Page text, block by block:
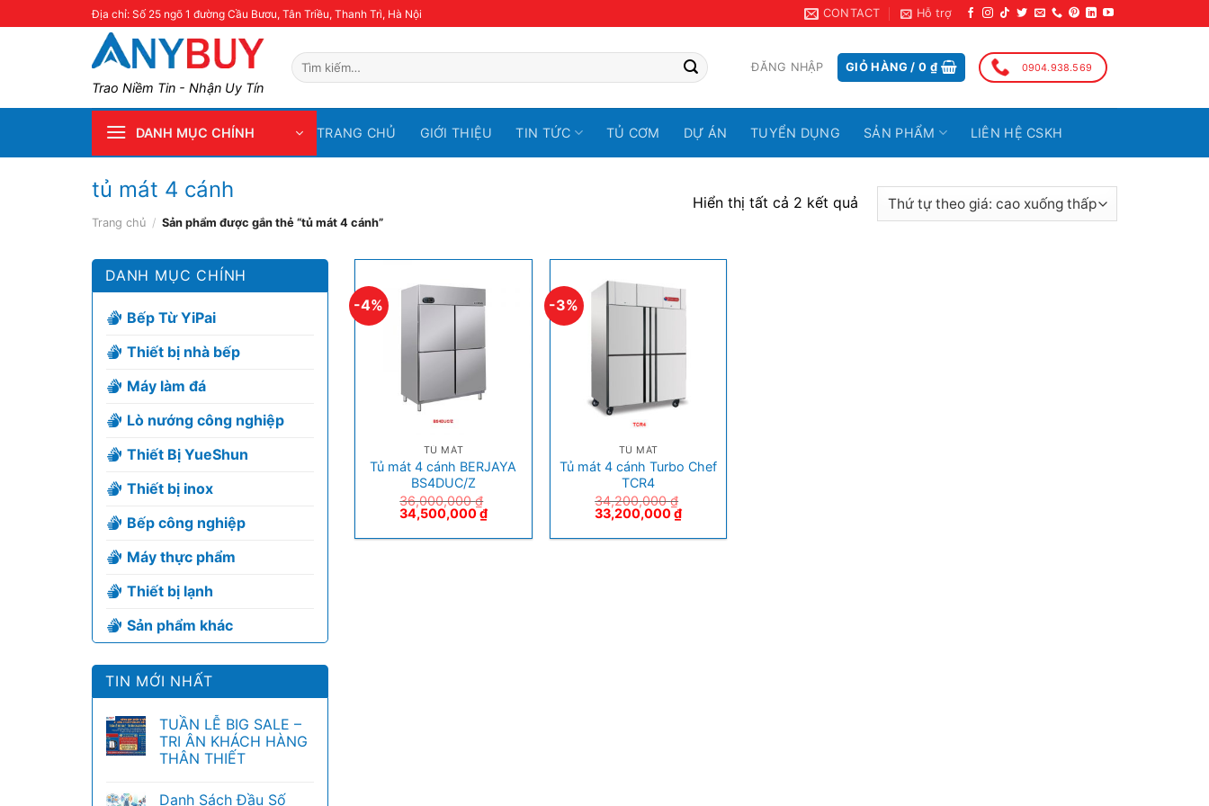
Địa chỉ: Số 25 ngõ 1 đường Cầu Bươu, Tân Triều, Thanh Trì, Hà Nội CONTACT Hỗ trợ
Trao Niềm Tin - Nhận Uy Tín
Tìm
kiếm:
ĐĂNG NHẬP GIỎ HÀNG /0 ₫ 0904.938.569
DANH MỤC CHÍNH TRANG CHỦ GIỚI THIỆU TIN TỨC TỦ CƠM DỰ ÁN TUYỂN DỤNG SẢN PHẨM LIÊN HỆ CSKH
tủ mát 4 cánh
Trang chủ / Sản phẩm được gắn thẻ “tủ mát 4 cánh”
Hiển thị tất cả 2 kết quả
DANH MỤC CHÍNH
Bếp Từ YiPai
Thiết bị nhà bếp
Máy làm đá
Lò nướng công nghiệp
Thiết Bị YueShun
Thiết bị inox
Bếp công nghiệp
Máy thực phẩm
Thiết bị lạnh
Sản phẩm khác
TIN MỚI NHẤT
TUẦN LỄ BIG SALE –
TRI ÂN KHÁCH HÀNG
THÂN THIẾT
Danh Sách Đầu Số
-4%
TỦ MÁT
Tủ mát 4 cánh BERJAYA
BS4DUC/Z
36,000,000₫
34,500,000₫
-3%
TỦ MÁT
Tủ mát 4 cánh Turbo Chef
TCR4
34,200,000₫
33,200,000₫